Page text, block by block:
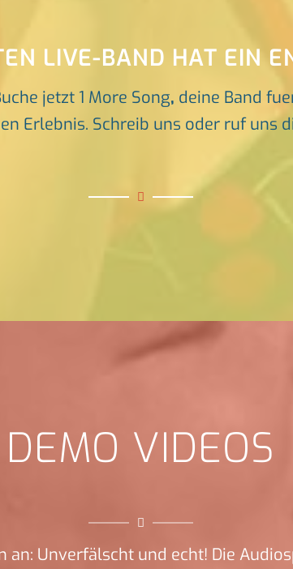
LIVE-BAND HAT EIN
jetzt 1 More Song, deine Band
Erlebnis. Schreib uns oder ruf uns
DEMO VIDEOS
an: Unverfälscht und echt! Die